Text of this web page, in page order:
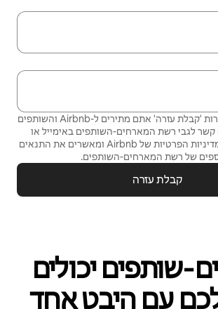
על ידי בחירה באפשרות 'קבלת עזרה' אתם מתירים ל-Airbnb והשותפים
קשר לגבי רשת המארחים‑השותפים באימייל או
הפרטיות של Airbnb ומאשרים את
התנאים
של רשת המארחים‑השותפים.
קבלת עזרה
יכולים
עם היבט אחד